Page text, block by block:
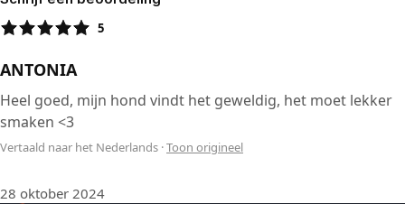
5
ANTONIA
Heel goed, mijn hond vindt het geweldig, het moet lekker
smaken <3
Vertaald naar het Nederlands ·Toon origineel
28 oktober 2024